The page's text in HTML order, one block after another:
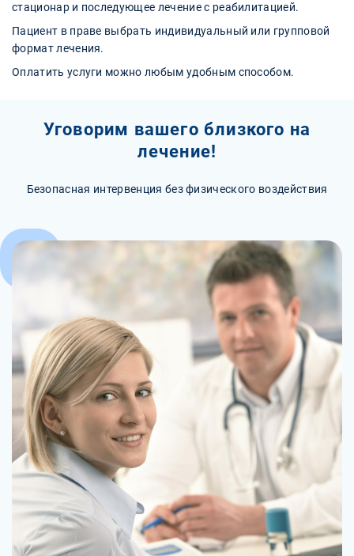
стационар и последующее лечение с реабилитацией.
Пациент в праве выбрать индивидуальный или групповой
формат лечения.
Оплатить услуги можно любым удобным способом.
Уговорим вашего близкого на
лечение!
Безопасная интервенция без физического воздействия